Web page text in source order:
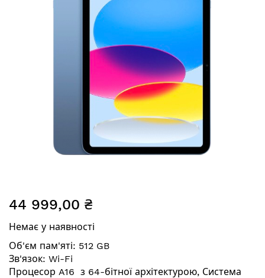
до
галереї
зображень
44 999,00 ₴
Немає у наявності
Об'єм пам'яті: 512 GB
Зв'язок: Wi-Fi
Процесор A16 з 64-бітної архітектурою, Система